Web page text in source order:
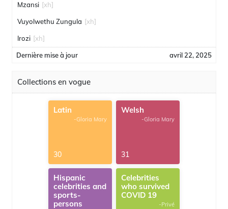
Mzansi [xh]
Vuyolwethu Zungula [xh]
Irozi [xh]
Dernière mise à jour avril 22, 2025
Collections en vogue
Latin
-Gloria Mary
30
Welsh
-Gloria Mary
31
Hispanic
celebrities and
sports-
persons
Celebrities
who survived
COVID 19
-Privé